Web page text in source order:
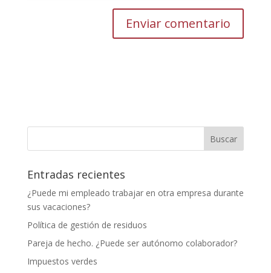
Entradas recientes
¿Puede mi empleado trabajar en otra empresa durante
sus vacaciones?
Política de gestión de residuos
Pareja de hecho. ¿Puede ser autónomo colaborador?
Impuestos verdes